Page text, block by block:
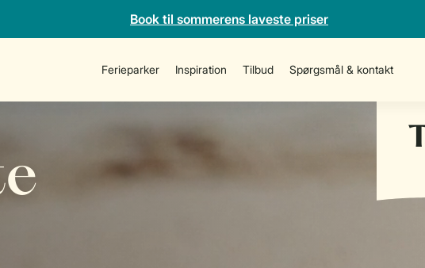
Book til sommerens laveste priser
Ferieparker Inspiration Tilbud Spørgsmål & kontakt